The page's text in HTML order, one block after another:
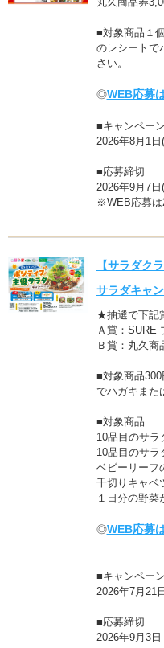
■対象商品１
のレシートで
さい。
◎WEB応募
■キャンペー
2026年8月1
■応募締切
2026年9月7
※WEB応募は
【サラダク
サラダキャ
★抽選で下記
Ａ賞：SURE
Ｂ賞：丸久
■対象商品
でハガキまた
■対象商品
10品目のサラ
10品目のサラ
ベビーリーフ
千切りキャベ
１日分の野菜
◎WEB応募
■キャンペー
2026年7月21
■応募締切
2026年9月3